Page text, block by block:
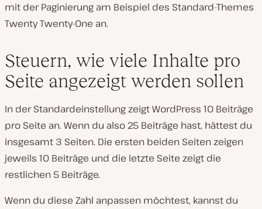
mit der Paginierung am Beispiel des Standard-Themes
Twenty Twenty-One an.
Steuern, wie viele Inhalte pro
Seite angezeigt werden sollen
In der Standardeinstellung zeigt WordPress 10 Beiträge
pro Seite an. Wenn du also 25 Beiträge hast, hättest du
insgesamt 3 Seiten. Die ersten beiden Seiten zeigen
jeweils 10 Beiträge und die letzte Seite zeigt die
restlichen 5 Beiträge.
Wenn du diese Zahl anpassen möchtest, kannst du